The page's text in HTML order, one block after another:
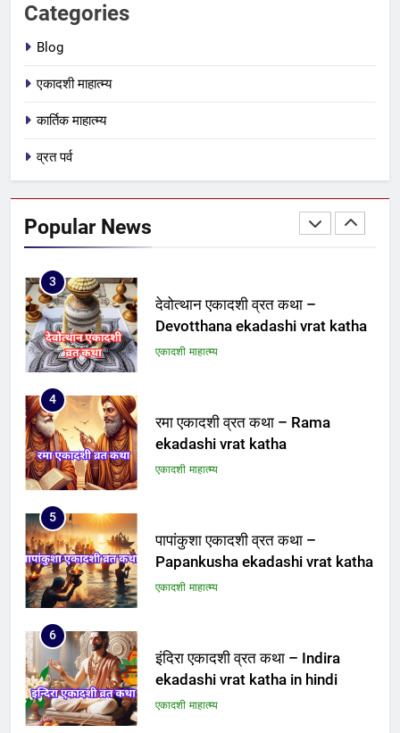
Categories
Blog
एकादशी माहात्म्य
कार्तिक माहात्म्य
व्रत पर्व
Popular News
1
2
3
देवोत्थान एकादशी व्रत कथा –
Devotthana ekadashi vrat katha
एकादशी माहात्म्य
4
रमा एकादशी व्रत कथा – Rama
ekadashi vrat katha
एकादशी माहात्म्य
5
पापांकुशा एकादशी व्रत कथा –
Papankusha ekadashi vrat katha
एकादशी माहात्म्य
6
इंदिरा एकादशी व्रत कथा – Indira
ekadashi vrat katha in hindi
एकादशी माहात्म्य